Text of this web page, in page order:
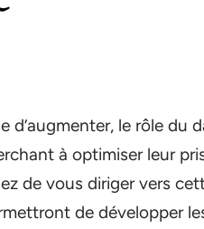
d’augmenter, le rôle du
à optimiser leur
de vous diriger vers
de développer